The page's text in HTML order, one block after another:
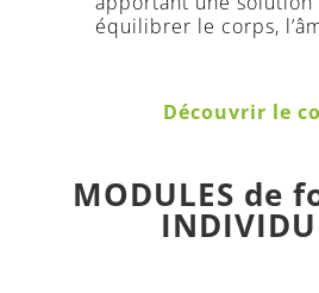
équilibrer le corps,
Découvrir le
MODULES de